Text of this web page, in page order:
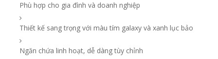
Phù hợp cho gia đình và doanh nghiệp
Thiết kế sang trọng với màu tím galaxy và xanh lục bảo
Ngăn chứa linh hoạt, dễ dàng tùy chỉnh